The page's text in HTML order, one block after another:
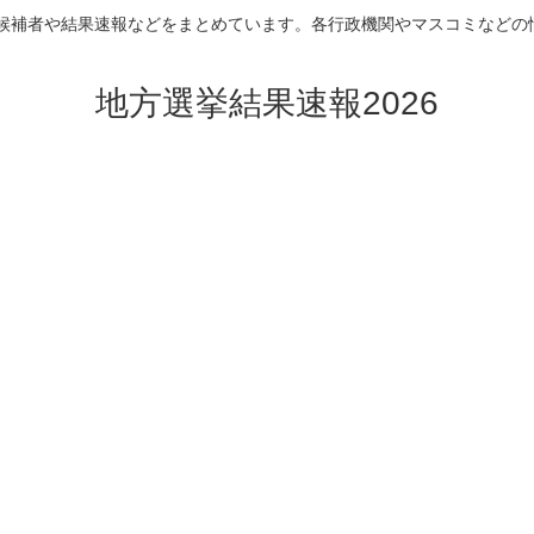
補者や結果速報などをまとめています。各行政機関やマスコミなどの
地方選挙結果速報2026